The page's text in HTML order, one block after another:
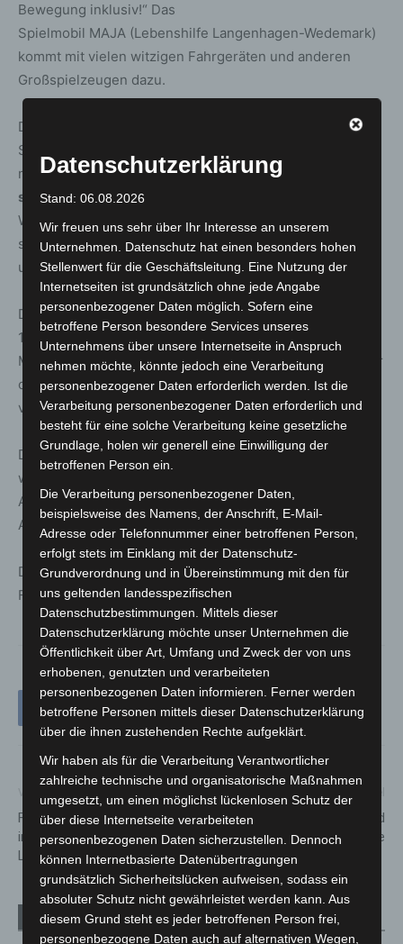
Bewegung inklusiv!“ Das
Spielmobil MAJA (Lebenshilfe Langenhagen-Wedemark)
kommt mit vielen witzigen Fahrgeräten und anderen
Großspielzeugen dazu.
Danach bauen die ehrenamtlich Aktiven jeden dritten
Samstag im Monat auf dem Quartiersplatz Wiesenau eine
mobile Fahrradwerkstatt auf. Unter demMotto „Selbst
schrauben“kann Jeder und Jede vorbeikommen. Das
Werkzeug steht kostenlos zur Verfügung und bei Fragen
stehen die ehrenamtlichen Quartiersschrauber
unterstützend zur Seite.
Die Termine für 2024 stehen auch schon fest: 20.04.,
18.05., 15.06., 20.07., 17.09., 21.09. – jeden 3. Samstag im
Monat von 14:00 bis 17:00 Uhr. Ob klein oder groß, jünger
oder älter, allein oder mit mehreren – Alle können
vorbeikommen!
Die Fahrradwerkstatt „Quartiersschrauber Wiesenau“
wird gefördert aus dem Sparkassenbrief N+.“ Das
Angebot ist kostenfrei, eine Spende ist willkommen. Eine
Anmeldung ist nicht erforderlich.
Die Veranstaltung findet im Quartierstreff Wiesenau,
Freiligrathstr. 11 in Langenhagen statt.
Figurentheater Krimmelmokel
im Haus der Jugend
Langenhagen
Nächster Artikel
Aus Hort Brinker Schule wird
Hort Angerstraße
Verwandte Artikel Mehr vom Autor
Datenschutzerklärung
Stand: 06.08.2026
Wir freuen uns sehr über Ihr Interesse an unserem
Unternehmen. Datenschutz hat einen besonders hohen
Stellenwert für die Geschäftsleitung. Eine Nutzung der
Internetseiten ist grundsätzlich ohne jede Angabe
personenbezogener Daten möglich. Sofern eine
betroffene Person besondere Services unseres
Unternehmens über unsere Internetseite in Anspruch
nehmen möchte, könnte jedoch eine Verarbeitung
personenbezogener Daten erforderlich werden. Ist die
Verarbeitung personenbezogener Daten erforderlich und
besteht für eine solche Verarbeitung keine gesetzliche
Grundlage, holen wir generell eine Einwilligung der
betroffenen Person ein.
Die Verarbeitung personenbezogener Daten,
beispielsweise des Namens, der Anschrift, E-Mail-
Adresse oder Telefonnummer einer betroffenen Person,
erfolgt stets im Einklang mit der Datenschutz-
Grundverordnung und in Übereinstimmung mit den für
uns geltenden landesspezifischen
Datenschutzbestimmungen. Mittels dieser
Datenschutzerklärung möchte unser Unternehmen die
Öffentlichkeit über Art, Umfang und Zweck der von uns
erhobenen, genutzten und verarbeiteten
personenbezogenen Daten informieren. Ferner werden
betroffene Personen mittels dieser Datenschutzerklärung
über die ihnen zustehenden Rechte aufgeklärt.
Wir haben als für die Verarbeitung Verantwortlicher
zahlreiche technische und organisatorische Maßnahmen
umgesetzt, um einen möglichst lückenlosen Schutz der
über diese Internetseite verarbeiteten
personenbezogenen Daten sicherzustellen. Dennoch
können Internetbasierte Datenübertragungen
grundsätzlich Sicherheitslücken aufweisen, sodass ein
absoluter Schutz nicht gewährleistet werden kann. Aus
diesem Grund steht es jeder betroffenen Person frei,
personenbezogene Daten auch auf alternativen Wegen,